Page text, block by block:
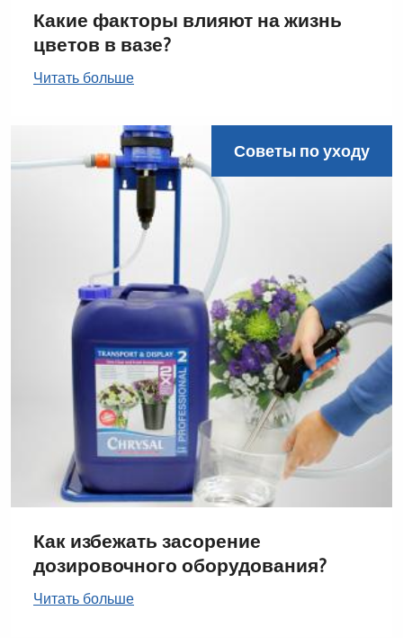
Какие факторы влияют на жизнь
цветов в вазе?
Читать больше
Советы по уходу
Как избежать засорение
дозировочного оборудования?
Читать больше